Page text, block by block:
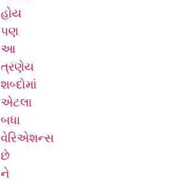
હોય
પણ
આ
ત્રણેય
શબ્દોમાં
એટલા
બધા
વેરિએશન્સ
છે
ને